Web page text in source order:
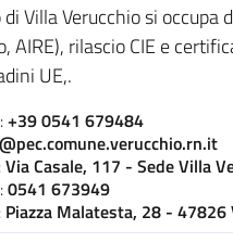
Villa Verucchio si
AIRE), rilascio CIE e
UE,.
+39 0541 679484
Via Casale, 117 - Sede Villa
0541 673949
Piazza Malatesta, 28 - 47826